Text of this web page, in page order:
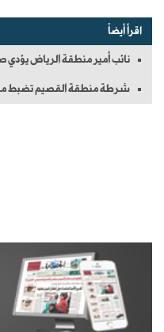
اقرأ أيضاً
نائب أمير منطقة الرياض يؤدي
شرطة منطقة القصيم تضبط